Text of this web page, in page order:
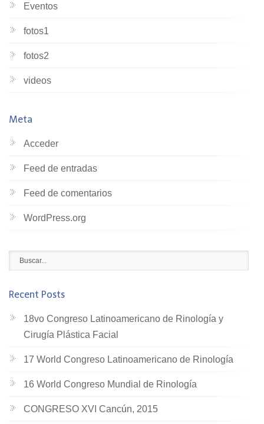
Eventos
fotos1
fotos2
videos
Meta
Acceder
Feed de entradas
Feed de comentarios
WordPress.org
Recent Posts
18vo Congreso Latinoamericano de Rinología y
Cirugía Plástica Facial
17 World Congreso Latinoamericano de Rinología
16 World Congreso Mundial de Rinología
CONGRESO XVI Cancún, 2015